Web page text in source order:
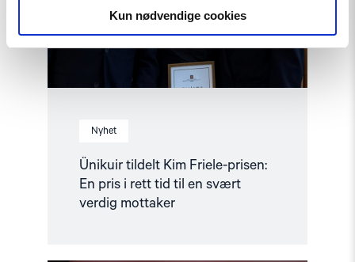
Kun nødvendige cookies
Nyhet
Ünikuir tildelt Kim Friele-prisen:
En pris i rett tid til en svært
verdig mottaker
i
rett
tid
til
svært